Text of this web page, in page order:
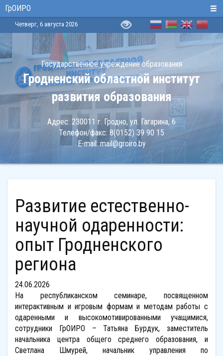
Четверг, 6 августа 2026
Государственное учреждение образования
Гродненский областной институт
развития образования
Адрес: 230011 г. Гродно, ул. Гагарина, 6
Телефон/факс: 8(0152) 39 90 15
E-mail:mail@groiro.by
ГрОИРО
Развитие естественно-
научной одаренности:
опыт Гродненского
региона
24.06.2026
На республиканском семинаре, посвященном
интерактивным и игровым формам и методам работы с
одаренными и высокомотивированными учащимися,
сотрудники ГрОИРО – Татьяна Бурдук, заместитель
начальника центра общего среднего образования, и
Светлана Шмурей, начальник управления по